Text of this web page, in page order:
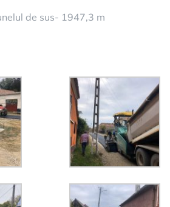
de sus- 1947,3 m